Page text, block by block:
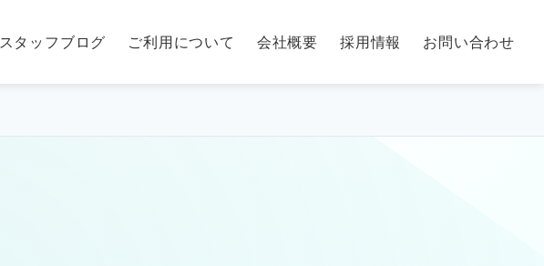
スタッフブログ ご利用について 会社概要 採用情報 お問い合わせ